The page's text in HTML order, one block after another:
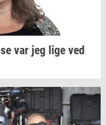
var jeg lige ved